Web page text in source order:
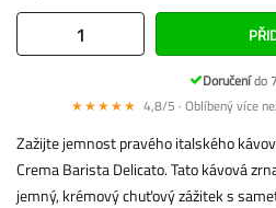
Doručenído
★★★★★ 4,8/5 · Oblíbený více
Zažijte jemnost pravého italského
Crema Barista Delicato. Tato kávová
jemný, krémový chuťový zážitek s